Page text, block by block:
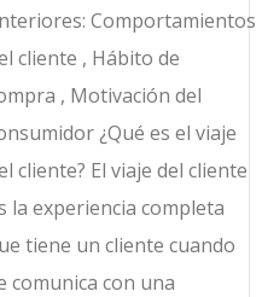
Comportamientos
cliente , Hábito de
, Motivación del
¿Qué es el viaje
cliente? El viaje del cliente
la experiencia completa
tiene un cliente cuando
comunica con una